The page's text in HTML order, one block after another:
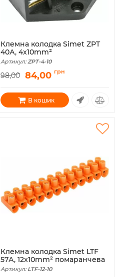
Клемна колодка Simet ZPT
40А, 4x10mm²
Артикул: ZPT-4-10
98,00 84,00 грн
В кошик
Клемна колодка Simet LTF
57А, 12x10mm² помаранчева
Артикул: LTF-12-10